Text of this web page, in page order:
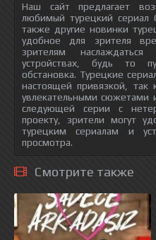
Наш сайт предлагает
любимый турецкий сериал
также другие новинки
удобное для зрителя
зрителям
устройствах, будь то
обстановка. Турецкие
настоящей привязкой, так
увлекательными сюжетами
следующей серии с
проекту, зрители могут
турецким сериалам и
просмотра.
Смотрите также